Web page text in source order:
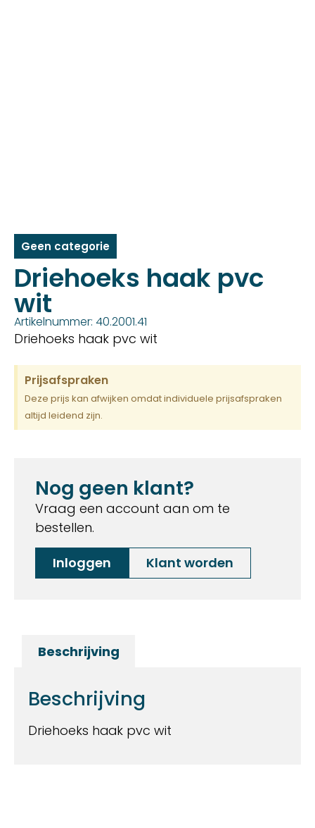
Geen categorie
Driehoeks haak pvc
wit
Artikelnummer: 40.2001.41
Driehoeks haak pvc wit
Prijsafspraken
Deze prijs kan afwijken omdat individuele prijsafspraken
altijd leidend zijn.
Nog geen klant?
Vraag een account aan om te
bestellen.
Inloggen
Klant worden
Beschrijving
Beschrijving
Driehoeks haak pvc wit